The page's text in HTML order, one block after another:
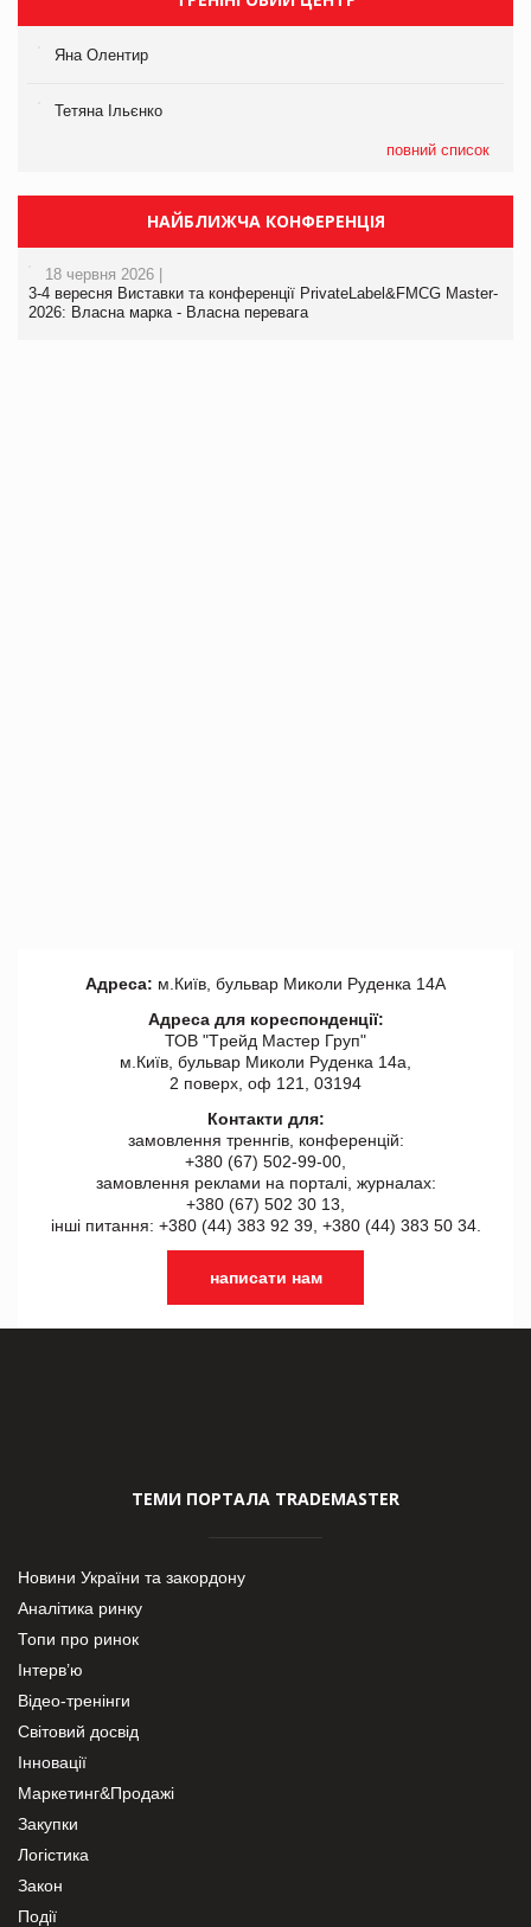
Яна Олентир
Тетяна Ільєнко
повний список
НАЙБЛИЖЧА КОНФЕРЕНЦІЯ
18 червня 2026 |
3-4 вересня Виставки та конференції PrivateLabel&FMCG Master-
2026: Власна марка - Власна перевага
Адреса: м.Київ, бульвар Миколи Руденка 14А
Адреса для кореспонденції:
ТОВ "Tрейд Мастер Груп"
м.Київ, бульвар Миколи Руденка 14а,
2 поверх, оф 121, 03194
Контакти для:
замовлення треннгів, конференцій:
+380 (67) 502-99-00,
замовлення реклами на порталі, журналах:
+380 (67) 502 30 13,
інші питання: +380 (44) 383 92 39, +380 (44) 383 50 34.
написати нам
ТЕМИ ПОРТАЛА TRADEMASTER
Новини України та закордону
Аналітика ринку
Топи про ринок
Інтерв’ю
Відео-тренінги
Світовий досвід
Інновації
Маркетинг&Продажі
Закупки
Логістика
Закон
Події